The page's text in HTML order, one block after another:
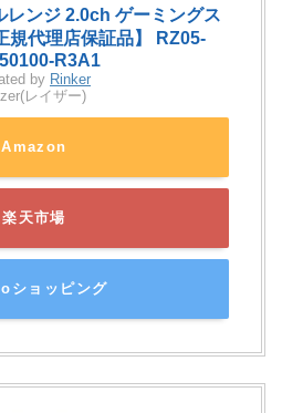
レンジ 2.0ch ゲーミングス
規代理店保証品】 RZ05-
R3A1
by Rinker
レイザー)
Amazon
楽天市場
ショッピング